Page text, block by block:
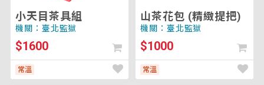
小天目茶具組
機關：臺北監獄
$1600
常溫
山茶花包 (精緻提把)
機關：臺北監獄
$1000
常溫